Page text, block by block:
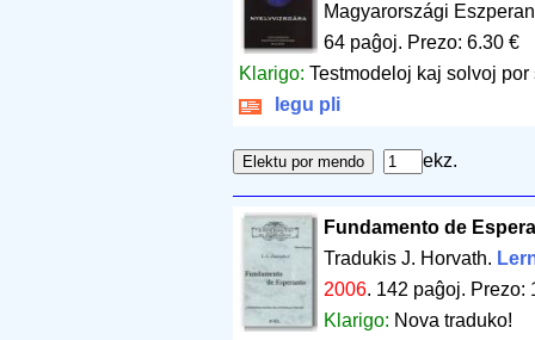
Magyarországi
64 paĝoj. Prezo: 6.30 €
Klarigo: Testmodeloj kaj solvoj
legu pli
ekz.
Fundamento de
Tradukis J. Horvath.
2006. 142 paĝoj. Prezo:
Klarigo: Nova traduko!